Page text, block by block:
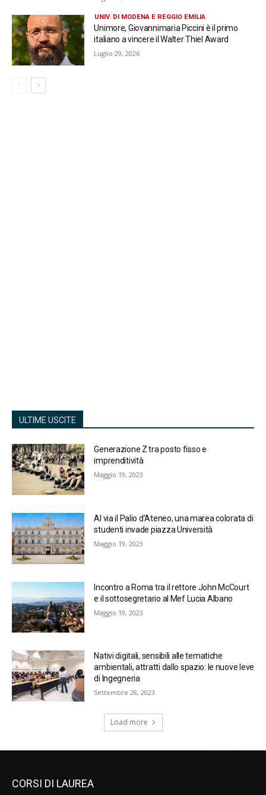
UNIV. DI MODENA E REGGIO EMILIA
Unimore, Giovannimaria Piccini è il primo
italiano a vincere il Walter Thiel Award
Luglio 29, 2026
ULTIME USCITE
Generazione Z tra posto fisso e
imprenditività
Maggio 19, 2023
Al via il Palio d’Ateneo, una marea colorata di
studenti invade piazza Università
Maggio 19, 2023
Incontro a Roma tra il rettore John McCourt
e il sottosegretario al Mef Lucia Albano
Maggio 19, 2023
Nativi digitali, sensibili alle tematiche
ambientali, attratti dallo spazio: le nuove leve
di Ingegneria
Settembre 28, 2023
Load more
CORSI DI LAUREA